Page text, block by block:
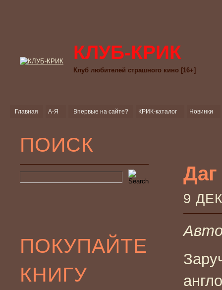
КЛУБ-КРИК
Клуб любителей страшного кино [16+]
Главная А-Я Впервые на сайте? КРИК-каталог Новинки
ПОИСК
ПОКУПАЙТЕ
КНИГУ
9